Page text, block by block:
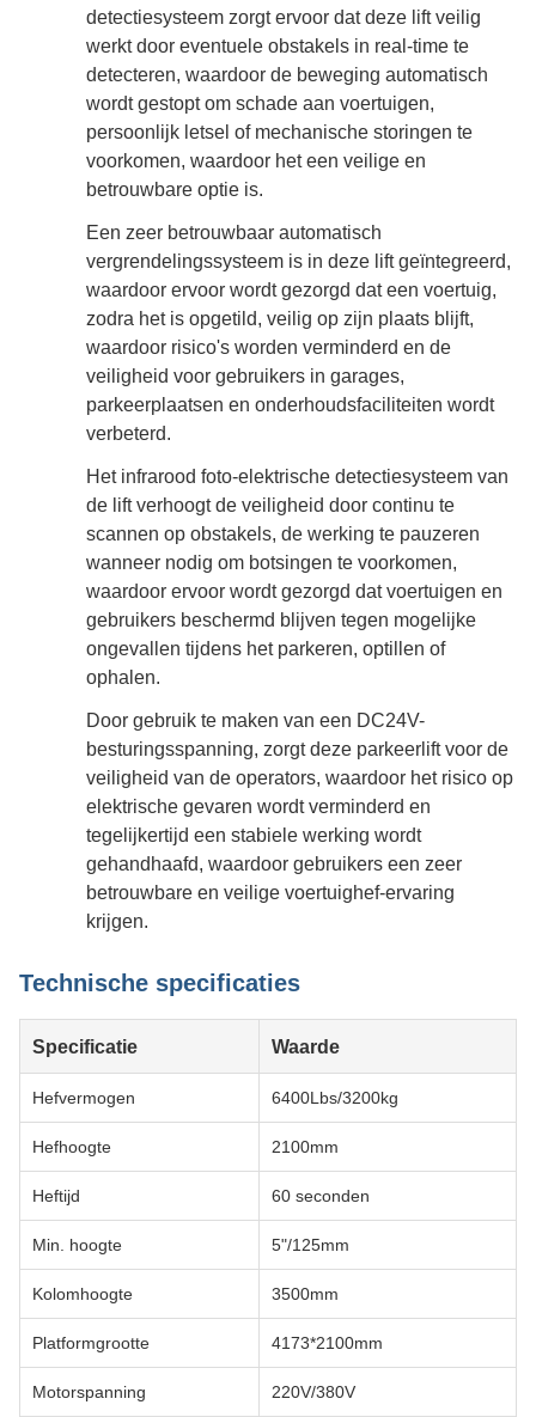
detectiesysteem zorgt ervoor dat deze lift veilig
werkt door eventuele obstakels in real-time te
detecteren, waardoor de beweging automatisch
wordt gestopt om schade aan voertuigen,
persoonlijk letsel of mechanische storingen te
voorkomen, waardoor het een veilige en
betrouwbare optie is.
Een zeer betrouwbaar automatisch
vergrendelingssysteem is in deze lift geïntegreerd,
waardoor ervoor wordt gezorgd dat een voertuig,
zodra het is opgetild, veilig op zijn plaats blijft,
waardoor risico's worden verminderd en de
veiligheid voor gebruikers in garages,
parkeerplaatsen en onderhoudsfaciliteiten wordt
verbeterd.
Het infrarood foto-elektrische detectiesysteem van
de lift verhoogt de veiligheid door continu te
scannen op obstakels, de werking te pauzeren
wanneer nodig om botsingen te voorkomen,
waardoor ervoor wordt gezorgd dat voertuigen en
gebruikers beschermd blijven tegen mogelijke
ongevallen tijdens het parkeren, optillen of
ophalen.
Door gebruik te maken van een DC24V-
besturingsspanning, zorgt deze parkeerlift voor de
veiligheid van de operators, waardoor het risico op
elektrische gevaren wordt verminderd en
tegelijkertijd een stabiele werking wordt
gehandhaafd, waardoor gebruikers een zeer
betrouwbare en veilige voertuighef-ervaring
krijgen.
Technische specificaties
Specificatie Waarde
Hefvermogen 6400Lbs/3200kg
Hefhoogte 2100mm
Heftijd 60 seconden
Min. hoogte 5"/125mm
Kolomhoogte 3500mm
Platformgrootte 4173*2100mm
Motorspanning 220V/380V